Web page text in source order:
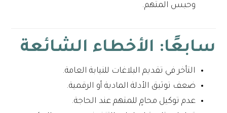
وحبس المتهم.
سابعًا: الأخطاء الشائعة
التأخر في تقديم البلاغات للنيابة العامة.
ضعف توثيق الأدلة المادية أو الرقمية.
عدم توكيل محامٍ للمتهم عند الحاجة.